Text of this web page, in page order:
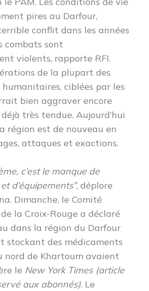
pires au Darfour,
conflit dans les années
combats sont
violents, rapporte RFI.
de la plupart des
ciblées par les
bien aggraver encore
très tendue.Aujourd’hui
région est de nouveau en
attaques et exactions.
c’est le manque de
d’équipements”, déplore
Dimanche, le Comité
la Croix-Rouge a déclaré
dans la région du Darfour
stockant des médicaments
nord de Khartoum avaient
le New York Times (article
aux abonnés). Le